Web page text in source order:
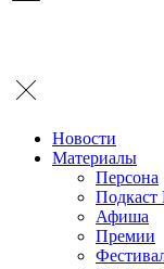
Новости
Материалы
Персона
Подкаст
Афиша
Премии